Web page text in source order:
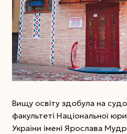
Вищу освіту здобула на
факультеті Національної
України імені Ярослава